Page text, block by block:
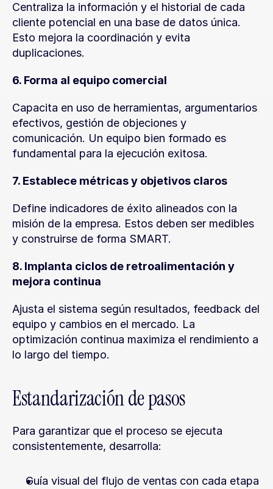
Centraliza la información y el historial de cada
cliente potencial en una base de datos única.
Esto mejora la coordinación y evita
duplicaciones.
6. Forma al equipo comercial
Capacita en uso de herramientas, argumentarios
efectivos, gestión de objeciones y
comunicación. Un equipo bien formado es
fundamental para la ejecución exitosa.
7. Establece métricas y objetivos claros
Define indicadores de éxito alineados con la
misión de la empresa. Estos deben ser medibles
y construirse de forma SMART.
8. Implanta ciclos de retroalimentación y
mejora continua
Ajusta el sistema según resultados, feedback del
equipo y cambios en el mercado. La
optimización continua maximiza el rendimiento a
lo largo del tiempo.
Estandarización de pasos
Para garantizar que el proceso se ejecuta
consistentemente, desarrolla:
Guía visual del flujo de ventas con cada etapa